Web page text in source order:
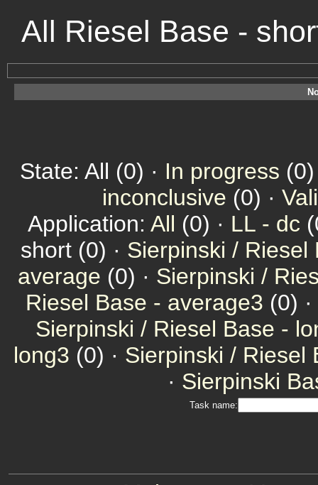
All Riesel Base -
State: All (0) · In progress
inconclusive (0) ·
Application: All (0) · LL - dc
short (0) · Sierpinski / Riesel
average (0) · Sierpinski /
Riesel Base - average3 (0) ·
Sierpinski / Riesel Base -
long3 (0) · Sierpinski / Riesel
· Sierpinski
Task name: